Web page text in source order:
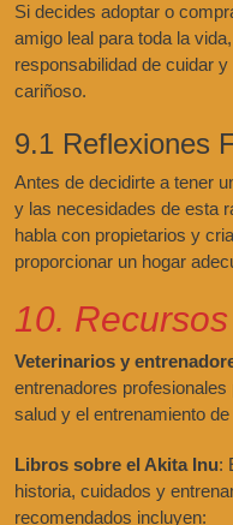
Si decides adoptar o
amigo leal para toda la
responsabilidad de cuidar
cariñoso.
9.1 Reflexiones
Antes de decidirte a tener
y las necesidades de esta
habla con propietarios y
proporcionar un hogar
10.
Veterinarios y
entrenadores
salud y el entrenamiento de
Libros sobre el Akita Inu:
historia, cuidados y
recomendados incluyen: